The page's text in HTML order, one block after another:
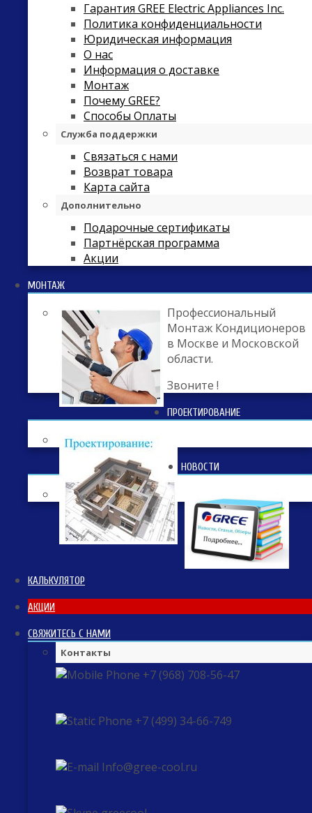
Гарантия GREE Electric Appliances Inc.
Политика конфиденциальности
Юридическая информация
О нас
Информация о доставке
Монтаж
Почему GREE?
Способы Оплаты
Служба поддержки
Связаться с нами
Возврат товара
Карта сайта
Дополнительно
Подарочные сертификаты
Партнёрская программа
Акции
МОНТАЖ
Профессиональный
Монтаж Кондиционеров
в Москве и Московской
области.
Звоните !
ПРОЕКТИРОВАНИЕ
НОВОСТИ
КАЛЬКУЛЯТОР
АКЦИИ
СВЯЖИТЕСЬ С НАМИ
Контакты
+7 (968) 708-56-47
+7 (499) 34-66-749
Info@gree-cool.ru